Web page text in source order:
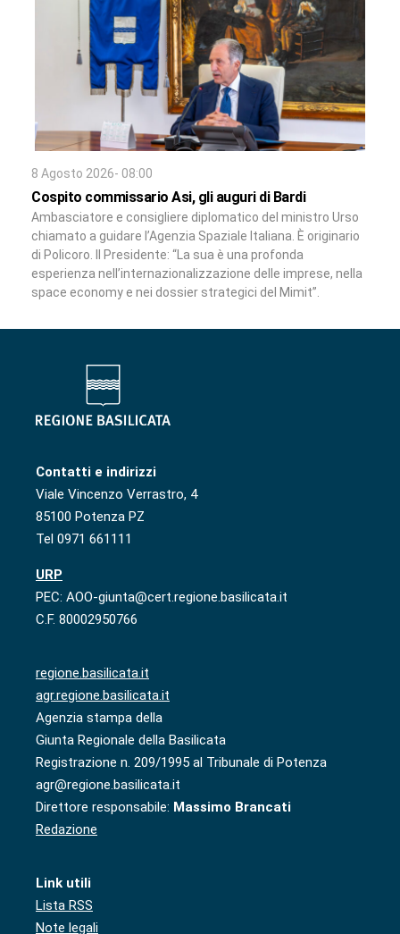
8 Agosto 2026- 08:00
Cospito commissario Asi, gli auguri di Bardi
Ambasciatore e consigliere diplomatico del ministro Urso
chiamato a guidare l’Agenzia Spaziale Italiana. È originario
di Policoro. Il Presidente: “La sua è una profonda
esperienza nell’internazionalizzazione delle imprese, nella
space economy e nei dossier strategici del Mimit”.
Contatti e indirizzi
Viale Vincenzo Verrastro, 4
85100 Potenza PZ
Tel 0971 661111
URP
PEC: AOO-giunta@cert.regione.basilicata.it
C.F. 80002950766
regione.basilicata.it
agr.regione.basilicata.it
Agenzia stampa della
Giunta Regionale della Basilicata
Registrazione n. 209/1995 al Tribunale di Potenza
agr@regione.basilicata.it
Direttore responsabile: Massimo Brancati
Redazione
Link utili
Lista RSS
Note legali